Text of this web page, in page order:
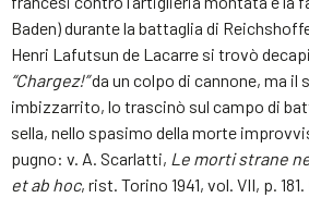
Baden) durante la battaglia di
Henri Lafutsun de Lacarre si trovò
“Chargez!”da un colpo di cannone, ma il
imbizzarrito, lo trascinò sul campo di
sella, nello spasimo della morte
pugno: v. A. Scarlatti, Le morti strane
et ab hoc, rist. Torino 1941, vol. VII, p.